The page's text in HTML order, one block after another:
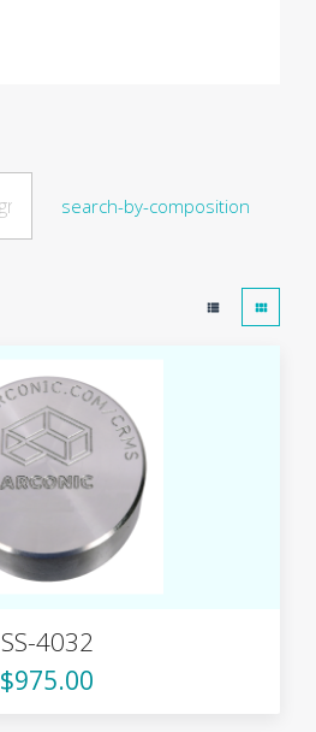
search-by-composition
SS-4032
$975.00